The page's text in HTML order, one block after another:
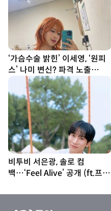
‘가슴수술 밝힌’ 이세영, ‘원피
스’ 나미 변신? 파격 노출
[DA★]
비투비 서은광, 솔로 컴
백…‘Feel Alive’ 공개 (ft.프니